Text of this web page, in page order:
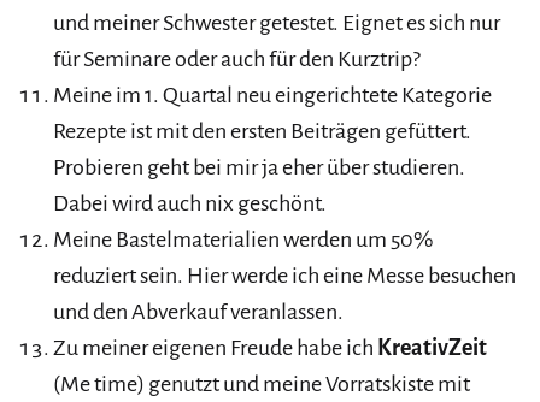
und meiner Schwester getestet. Eignet es sich nur
für Seminare oder auch für den Kurztrip?
Meine im 1. Quartal neu eingerichtete Kategorie
Rezepte ist mit den ersten Beiträgen gefüttert.
Probieren geht bei mir ja eher über studieren.
Dabei wird auch nix geschönt.
Meine Bastelmaterialien werden um 50%
reduziert sein. Hier werde ich eine Messe besuchen
und den Abverkauf veranlassen.
Zu meiner eigenen Freude habe ich KreativZeit
(Me time) genutzt und meine Vorratskiste mit